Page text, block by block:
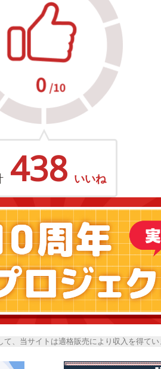
438 いいね
、当サイトは適格販売により収入を得てい